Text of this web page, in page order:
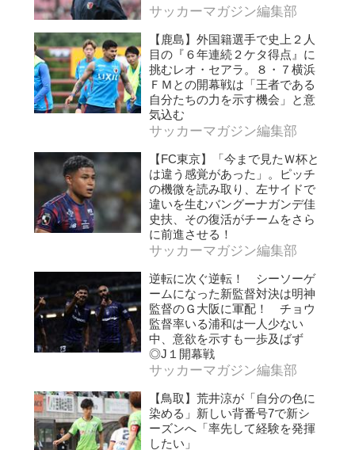
サッカーマガジン編集部
【鹿島】外国籍選手で史上２人
目の『６年連続２ケタ得点』に
挑むレオ・セアラ。８・７横浜
ＦＭとの開幕戦は「王者である
自分たちの力を示す機会」と意
気込む
サッカーマガジン編集部
【FC東京】「今まで見たＷ杯と
は違う感覚があった」。ピッチ
の機微を読み取り、左サイドで
違いを生むバングーナガンデ佳
史扶、その復活がチームをさら
に前進させる！
サッカーマガジン編集部
逆転に次ぐ逆転！ シーソーゲ
ームになった新監督対決は明神
監督のＧ大阪に軍配！ チョウ
監督率いる浦和は一人少ない
中、意欲を示すも一歩及ばず
◎J１開幕戦
サッカーマガジン編集部
【鳥取】荒井涼が「自分の色に
染める」新しい背番号7で新シ
ーズンへ「率先して経験を発揮
したい」